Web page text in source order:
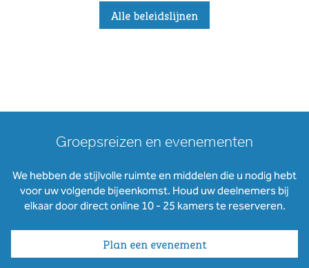
Alle beleidslijnen
Groepsreizen en evenementen
We hebben de stijlvolle ruimte en middelen die u nodig hebt
voor uw volgende bijeenkomst. Houd uw deelnemers bij
elkaar door direct online 10 - 25 kamers te reserveren.
Plan een evenement